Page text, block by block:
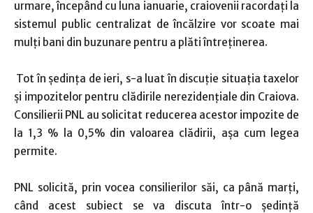
urmare, începând cu luna ianuarie, craiovenii racordaţi la
sistemul public centralizat de încălzire vor scoate mai
mulți bani din buzunare pentru a plăti întreținerea.
Tot în ședința de ieri, s-a luat în discuție situația taxelor
și impozitelor pentru clădirile nerezidențiale din Craiova.
Consilierii PNL au solicitat reducerea acestor impozite de
la 1,3 % la 0,5% din valoarea clădirii, așa cum legea
permite.
PNL solicită, prin vocea consilierilor săi, ca până marți,
când acest subiect se va discuta într-o ședință